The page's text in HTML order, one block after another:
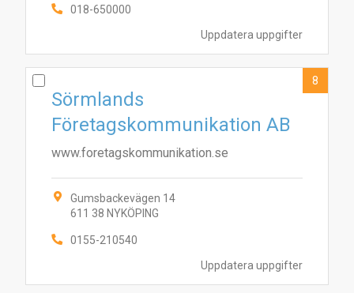
Uppdatera uppgifter
018-650000
Uppdatera uppgifter
Sörmlands
Företagskommunikation AB
www.foretagskommunikation.se
Gumsbackevägen 14
611 38 NYKÖPING
0155-210540
8